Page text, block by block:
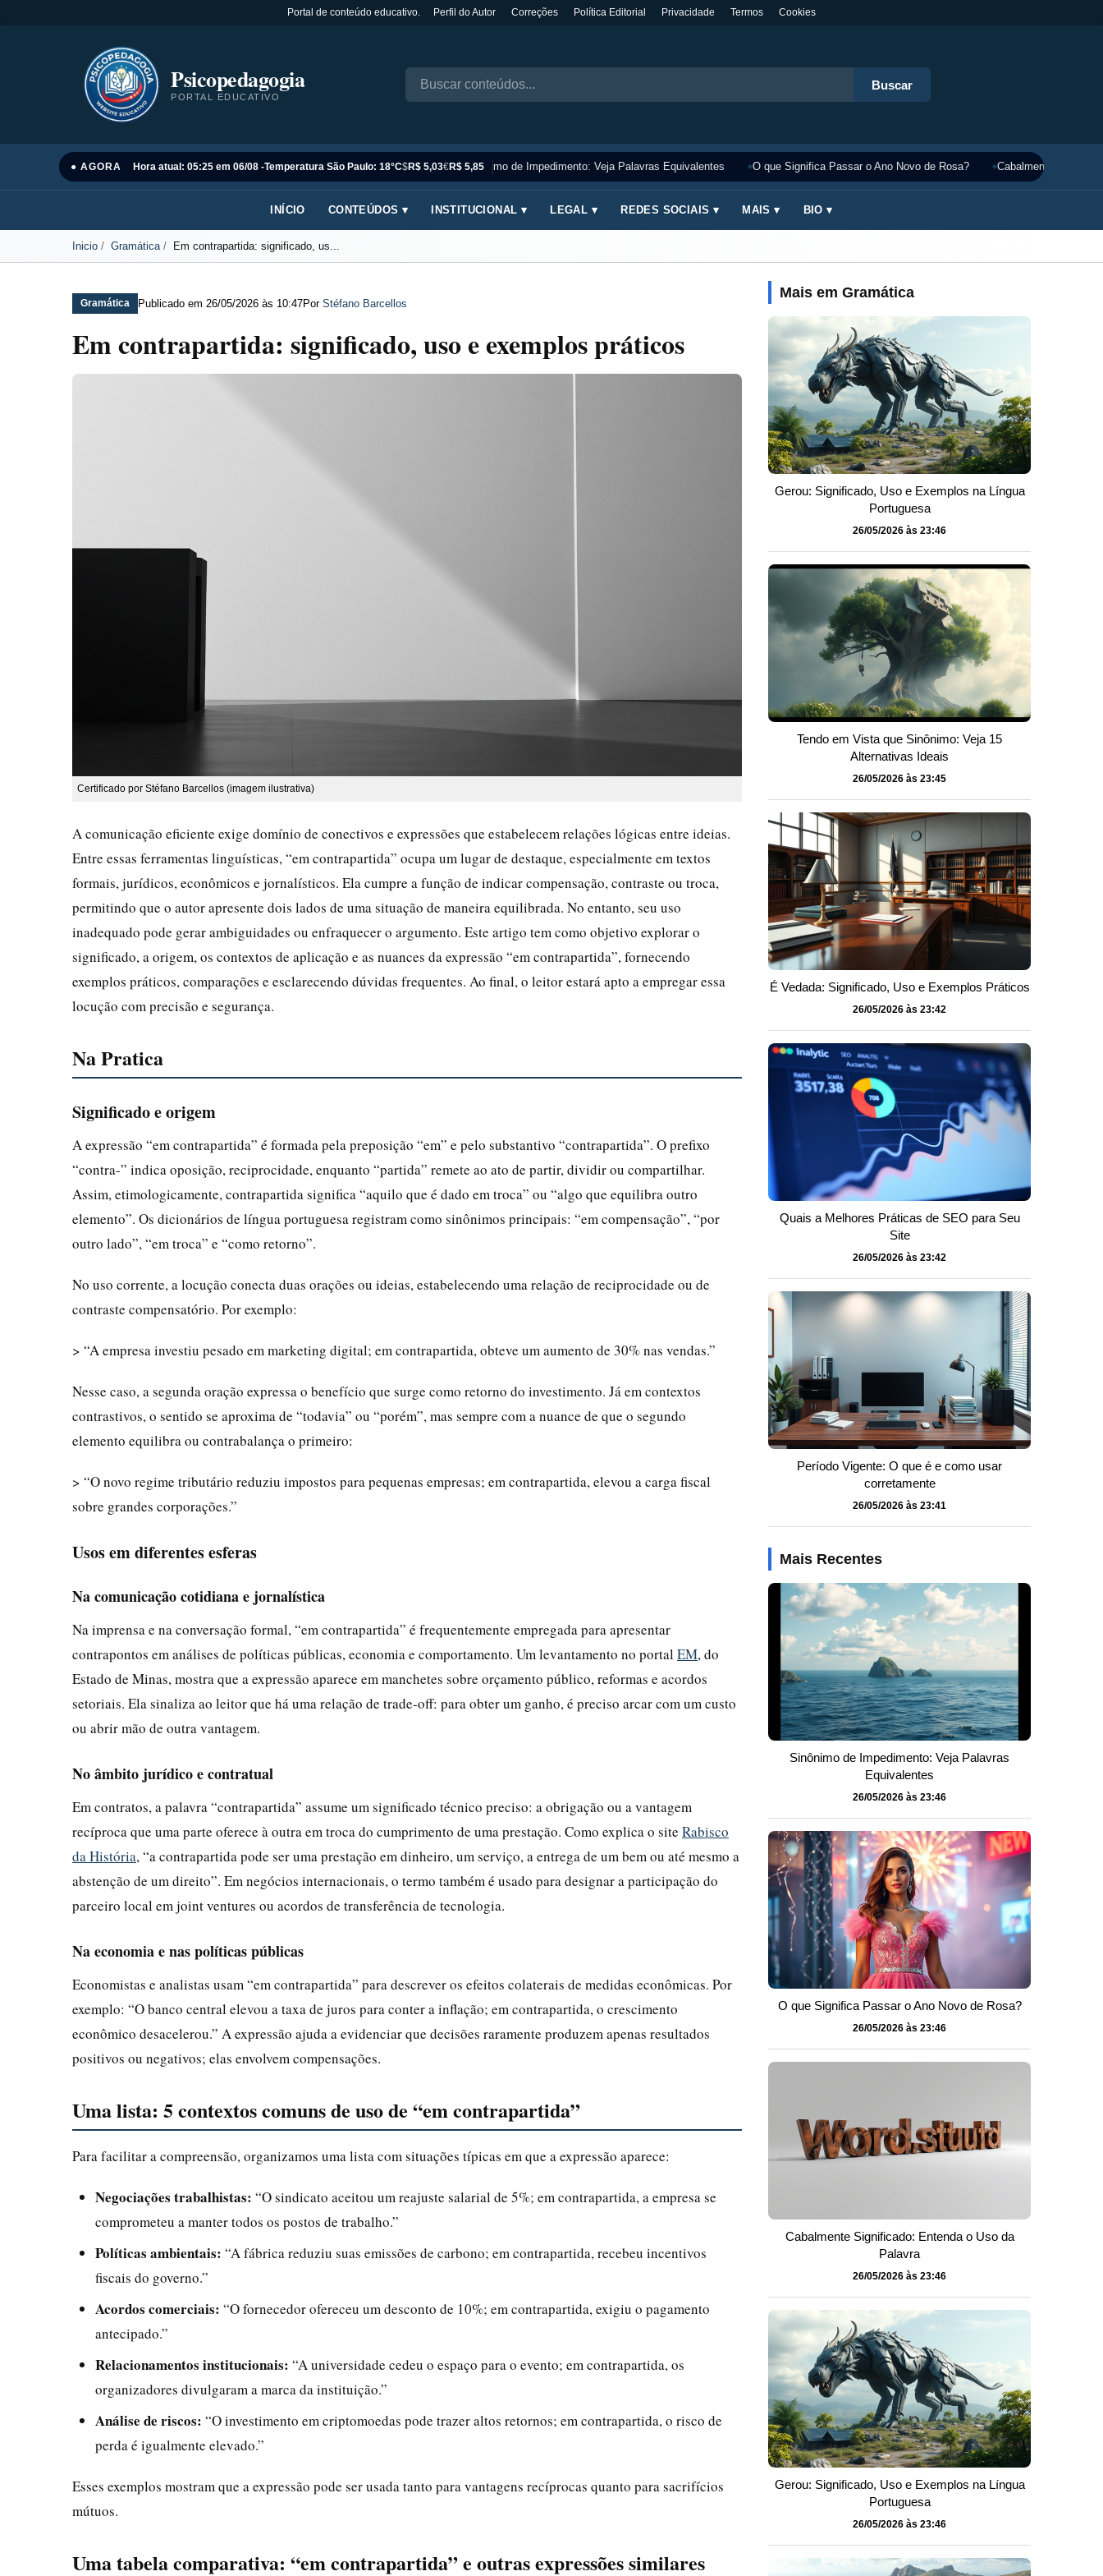
Portal de conteúdo educativo. Perfil do Autor Correções Política Editorial Privacidade Termos Cookies
Psicopedagogia
PORTAL EDUCATIVO
Buscar
● AGORA Hora atual: 05:25 em 06/08 -Temperatura São Paulo: 18°C$R$ 5,03€R$ 5,85
Sinônimo de Impedimento: Veja Palavras Equivalentes O que Significa Passar o Ano Novo de Rosa? Cabalmente
INÍCIO CONTEÚDOS ▾ INSTITUCIONAL ▾ LEGAL ▾ REDES SOCIAIS ▾ MAIS ▾ BIO ▾
Inicio Gramática Em contrapartida: significado, us...
Gramática Publicado em 26/05/2026 às 10:47Por Stéfano Barcellos
Em contrapartida: significado, uso e exemplos práticos
Certificado por Stéfano Barcellos (imagem ilustrativa)
A comunicação eficiente exige domínio de conectivos e expressões que estabelecem relações lógicas entre ideias.
Entre essas ferramentas linguísticas, “em contrapartida” ocupa um lugar de destaque, especialmente em textos
formais, jurídicos, econômicos e jornalísticos. Ela cumpre a função de indicar compensação, contraste ou troca,
permitindo que o autor apresente dois lados de uma situação de maneira equilibrada. No entanto, seu uso
inadequado pode gerar ambiguidades ou enfraquecer o argumento. Este artigo tem como objetivo explorar o
significado, a origem, os contextos de aplicação e as nuances da expressão “em contrapartida”, fornecendo
exemplos práticos, comparações e esclarecendo dúvidas frequentes. Ao final, o leitor estará apto a empregar essa
locução com precisão e segurança.
Na Pratica
Significado e origem
A expressão “em contrapartida” é formada pela preposição “em” e pelo substantivo “contrapartida”. O prefixo
“contra-” indica oposição, reciprocidade, enquanto “partida” remete ao ato de partir, dividir ou compartilhar.
Assim, etimologicamente, contrapartida significa “aquilo que é dado em troca” ou “algo que equilibra outro
elemento”. Os dicionários de língua portuguesa registram como sinônimos principais: “em compensação”, “por
outro lado”, “em troca” e “como retorno”.
No uso corrente, a locução conecta duas orações ou ideias, estabelecendo uma relação de reciprocidade ou de
contraste compensatório. Por exemplo:
> “A empresa investiu pesado em marketing digital; em contrapartida, obteve um aumento de 30% nas vendas.”
Nesse caso, a segunda oração expressa o benefício que surge como retorno do investimento. Já em contextos
contrastivos, o sentido se aproxima de “todavia” ou “porém”, mas sempre com a nuance de que o segundo
elemento equilibra ou contrabalança o primeiro:
> “O novo regime tributário reduziu impostos para pequenas empresas; em contrapartida, elevou a carga fiscal
sobre grandes corporações.”
Usos em diferentes esferas
Na comunicação cotidiana e jornalística
Na imprensa e na conversação formal, “em contrapartida” é frequentemente empregada para apresentar
contrapontos em análises de políticas públicas, economia e comportamento. Um levantamento no portal EM, do
Estado de Minas, mostra que a expressão aparece em manchetes sobre orçamento público, reformas e acordos
setoriais. Ela sinaliza ao leitor que há uma relação de trade-off: para obter um ganho, é preciso arcar com um custo
ou abrir mão de outra vantagem.
No âmbito jurídico e contratual
Em contratos, a palavra “contrapartida” assume um significado técnico preciso: a obrigação ou a vantagem
recíproca que uma parte oferece à outra em troca do cumprimento de uma prestação. Como explica o site Rabisco
da História, “a contrapartida pode ser uma prestação em dinheiro, um serviço, a entrega de um bem ou até mesmo a
abstenção de um direito”. Em negócios internacionais, o termo também é usado para designar a participação do
parceiro local em joint ventures ou acordos de transferência de tecnologia.
Na economia e nas políticas públicas
Economistas e analistas usam “em contrapartida” para descrever os efeitos colaterais de medidas econômicas. Por
exemplo: “O banco central elevou a taxa de juros para conter a inflação; em contrapartida, o crescimento
econômico desacelerou.” A expressão ajuda a evidenciar que decisões raramente produzem apenas resultados
positivos ou negativos; elas envolvem compensações.
Uma lista: 5 contextos comuns de uso de “em contrapartida”
Para facilitar a compreensão, organizamos uma lista com situações típicas em que a expressão aparece:
Negociações trabalhistas: “O sindicato aceitou um reajuste salarial de 5%; em contrapartida, a empresa se
comprometeu a manter todos os postos de trabalho.”
Políticas ambientais: “A fábrica reduziu suas emissões de carbono; em contrapartida, recebeu incentivos
fiscais do governo.”
Acordos comerciais: “O fornecedor ofereceu um desconto de 10%; em contrapartida, exigiu o pagamento
antecipado.”
Relacionamentos institucionais: “A universidade cedeu o espaço para o evento; em contrapartida, os
organizadores divulgaram a marca da instituição.”
Análise de riscos: “O investimento em criptomoedas pode trazer altos retornos; em contrapartida, o risco de
perda é igualmente elevado.”
Esses exemplos mostram que a expressão pode ser usada tanto para vantagens recíprocas quanto para sacrifícios
mútuos.
Uma tabela comparativa: “em contrapartida” e outras expressões similares
Mais em Gramática
Gerou: Significado, Uso e Exemplos na Língua
Portuguesa
26/05/2026 às 23:46
Tendo em Vista que Sinônimo: Veja 15
Alternativas Ideais
26/05/2026 às 23:45
É Vedada: Significado, Uso e Exemplos Práticos
26/05/2026 às 23:42
Quais a Melhores Práticas de SEO para Seu
Site
26/05/2026 às 23:42
Período Vigente: O que é e como usar
corretamente
26/05/2026 às 23:41
Mais Recentes
Sinônimo de Impedimento: Veja Palavras
Equivalentes
26/05/2026 às 23:46
O que Significa Passar o Ano Novo de Rosa?
26/05/2026 às 23:46
Cabalmente Significado: Entenda o Uso da
Palavra
26/05/2026 às 23:46
Gerou: Significado, Uso e Exemplos na Língua
Portuguesa
26/05/2026 às 23:46